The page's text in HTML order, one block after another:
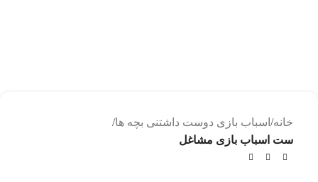
خانه اسباب بازی دوست داشتنی بچه ها
ست اسباب بازی مشاغل